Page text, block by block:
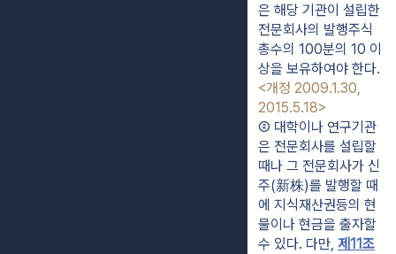
은 해당 기관이 설립한
전문회사의 발행주식
총수의 100분의 10 이
<개정 2009.1.30,
2015.5.18>
② 대학이나 연구기관
은 전문회사를 설립할
때나 그 전문회사가 신
주(新株)를 발행할 때
에 지식재산권등의 현
물이나 현금을 출자할
수 있다. 다만, 제11조